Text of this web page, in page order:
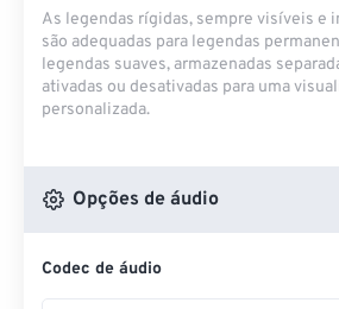
As legendas rígidas, sempre visíveis e
são adequadas para legendas
legendas suaves, armazenadas
ativadas ou desativadas para uma
personalizada.
Opções de áudio
Codec de áudio